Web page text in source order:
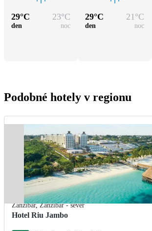
29°C 23°C
den noc
29°C 21°C
den noc
Podobné hotely v regionu
Zanzibar,Zanzibar - sever
Hotel Riu Jambo